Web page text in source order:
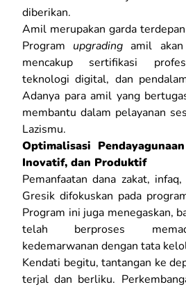
diberikan.
Amil merupakan garda
Program upgrading amil
mencakup sertifikasi
teknologi digital, dan
Adanya para amil yang
membantu dalam pelayanan
Lazismu.
Optimalisasi
Inovatif, dan Produktif
Pemanfaatan dana zakat,
Gresik difokuskan pada
Program ini juga menegaskan,
telah berproses
kedemarwanan dengan tata
Kendati begitu, tantangan ke
terjal dan berliku.